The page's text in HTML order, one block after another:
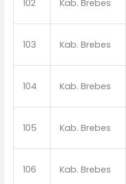
102 Kab. Brebes
103 Kab. Brebes
104 Kab. Brebes
105 Kab. Brebes
106 Kab. Brebes